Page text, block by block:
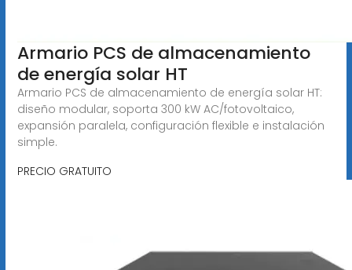
Armario PCS de almacenamiento
de energía solar HT
Armario PCS de almacenamiento de energía solar HT:
diseño modular, soporta 300 kW AC/fotovoltaico,
expansión paralela, configuración flexible e instalación
simple.
PRECIO GRATUITO